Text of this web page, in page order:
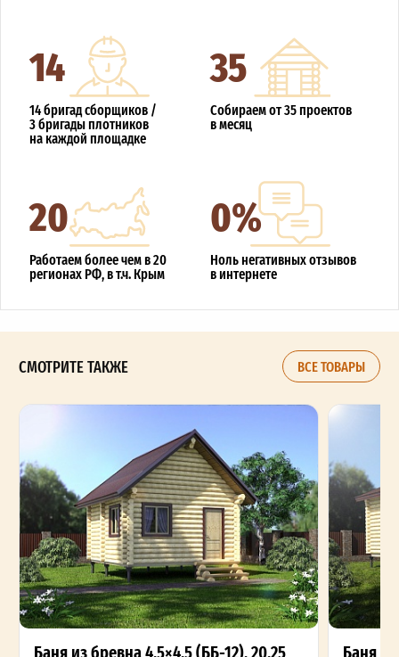
14
14 бригад сборщиков /
3 бригады плотников
на каждой площадке
35
Собираем от 35 проектов
в месяц
20
Работаем более чем в 20
регионах РФ, в т.ч. Крым
0%
Ноль негативных отзывов
в интернете
СМОТРИТЕ ТАКЖЕ ВСЕ ТОВАРЫ